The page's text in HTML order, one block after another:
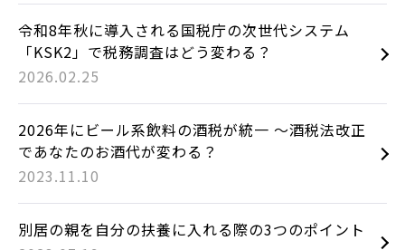
令和8年秋に導入される国税庁の次世代システム
「KSK2」で税務調査はどう変わる？
2026.02.25
2026年にビール系飲料の酒税が統一 ～酒税法改正
であなたのお酒代が変わる？
2023.11.10
別居の親を自分の扶養に入れる際の3つのポイント